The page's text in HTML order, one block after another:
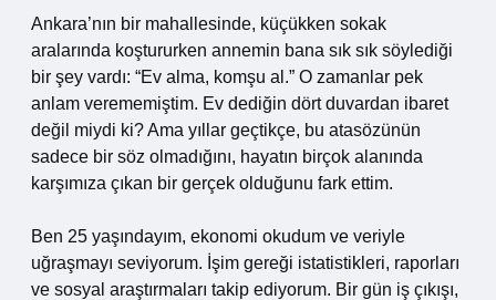
Ankara’nın bir mahallesinde, küçükken sokak
aralarında koştururken annemin bana sık sık söylediği
bir şey vardı: “Ev alma, komşu al.” O zamanlar pek
anlam verememiştim. Ev dediğin dört duvardan ibaret
değil miydi ki? Ama yıllar geçtikçe, bu atasözünün
sadece bir söz olmadığını, hayatın birçok alanında
karşımıza çıkan bir gerçek olduğunu fark ettim.
Ben 25 yaşındayım, ekonomi okudum ve veriyle
uğraşmayı seviyorum. İşim gereği istatistikleri, raporları
ve sosyal araştırmaları takip ediyorum. Bir gün iş çıkışı,